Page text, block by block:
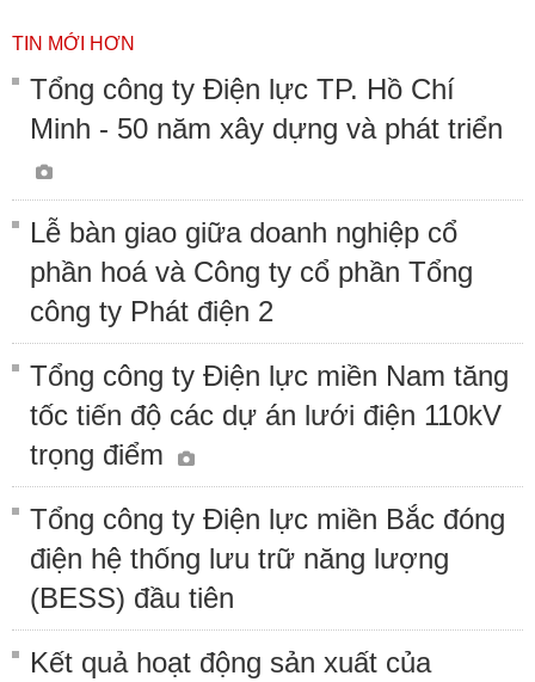
TIN MỚI HƠN
Tổng công ty Điện lực TP. Hồ Chí
Minh - 50 năm xây dựng và phát triển
Lễ bàn giao giữa doanh nghiệp cổ
phần hoá và Công ty cổ phần Tổng
công ty Phát điện 2
Tổng công ty Điện lực miền Nam tăng
tốc tiến độ các dự án lưới điện 110kV
trọng điểm
Tổng công ty Điện lực miền Bắc đóng
điện hệ thống lưu trữ năng lượng
(BESS) đầu tiên
Kết quả hoạt động sản xuất của